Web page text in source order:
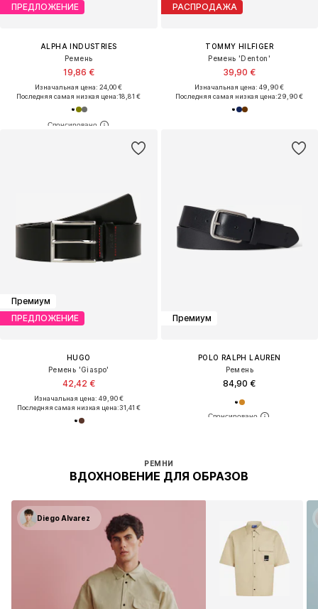
ПРЕДЛОЖЕНИЕ
ALPHA INDUSTRIES
Ремень
19,86 €
Изначальная цена: 24,00 €
Последняя самая низкая цена:18,81 €
РАСПРОДАЖА
TOMMY HILFIGER
Ремень 'Denton'
39,90 €
Изначальная цена: 49,90 €
Последняя самая низкая цена:29,90 €
Премиум
ПРЕДЛОЖЕНИЕ
HUGO
Ремень 'Giaspo'
42,42 €
Изначальная цена: 49,90 €
Последняя самая низкая цена:31,41 €
Премиум
POLO RALPH LAUREN
Ремень
84,90 €
РЕМНИ
ВДОХНОВЕНИЕ ДЛЯ ОБРАЗОВ
Diego Alvarez